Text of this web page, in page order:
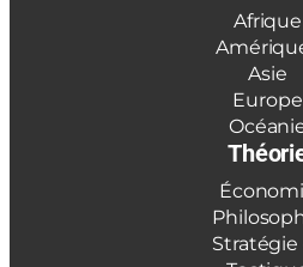
Afrique
Asie
Europe
Stratégie